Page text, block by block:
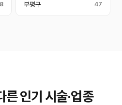
부평구 47
른 인기 시술·업종